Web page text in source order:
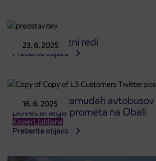
23. 6. 2025
Počitniški vozni redi
Preberite objavo
16. 6. 2025
Obvestilo o zamudah
povečanega prometa na Obali
KoperLjubljana
Preberite objavo